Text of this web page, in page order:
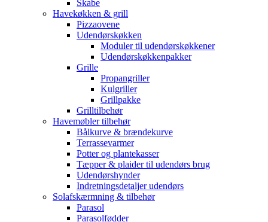
Skabe
Havekøkken & grill
Pizzaovene
Udendørskøkken
Moduler til udendørskøkkener
Udendørskøkkenpakker
Grille
Propangriller
Kulgriller
Grillpakke
Grilltilbehør
Havemøbler tilbehør
Bålkurve & brændekurve
Terrassevarmer
Potter og plantekasser
Tæpper & plaider til udendørs brug
Udendørshynder
Indretningsdetaljer udendørs
Solafskærmning & tilbehør
Parasol
Parasolfødder